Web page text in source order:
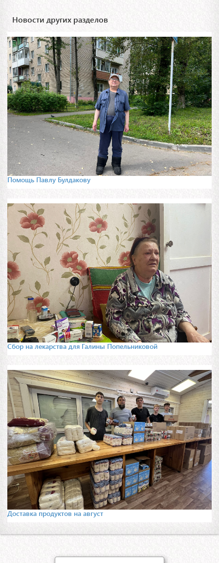
Новости других разделов
Помощь Павлу Булдакову
Сбор на лекарства для Галины Попельниковой
Доставка продуктов на август